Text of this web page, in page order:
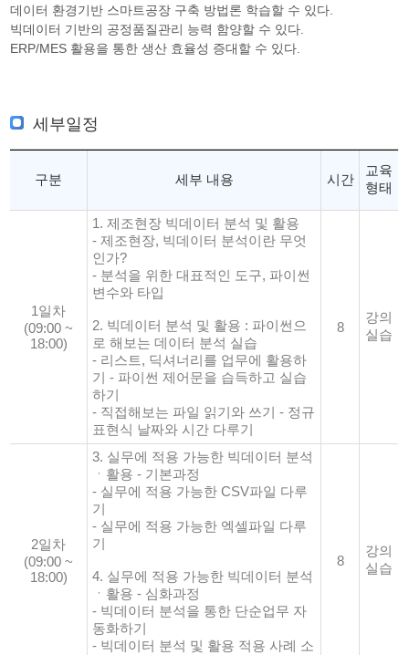
데이터 환경기반 스마트공장 구축 방법론 학습할 수 있다.
빅데이터 기반의 공정품질관리 능력 함양할 수 있다.
ERP/MES 활용을 통한 생산 효율성 증대할 수 있다.
세부일정
구분 세부 내용 시간
교육
형태
1일차
(09:00 ~
18:00)
1. 제조현장 빅데이터 분석 및 활용
- 제조현장, 빅데이터 분석이란 무엇
인가?
- 분석을 위한 대표적인 도구, 파이썬
변수와 타입
2. 빅데이터 분석 및 활용 : 파이썬으
로 해보는 데이터 분석 실습
- 리스트, 딕셔너리를 업무에 활용하
기 - 파이썬 제어문을 습득하고 실습
하기
- 직접해보는 파일 읽기와 쓰기 - 정규
표현식 날짜와 시간 다루기
8
강의
실습
2일차
(09:00 ~
18:00)
3. 실무에 적용 가능한 빅데이터 분석
ㆍ활용 - 기본과정
- 실무에 적용 가능한 CSV파일 다루
기
- 실무에 적용 가능한 엑셀파일 다루
기
4. 실무에 적용 가능한 빅데이터 분석
ㆍ활용 - 심화과정
- 빅데이터 분석을 통한 단순업무 자
동화하기
- 빅데이터 분석 및 활용 적용 사례 소
8
강의
실습